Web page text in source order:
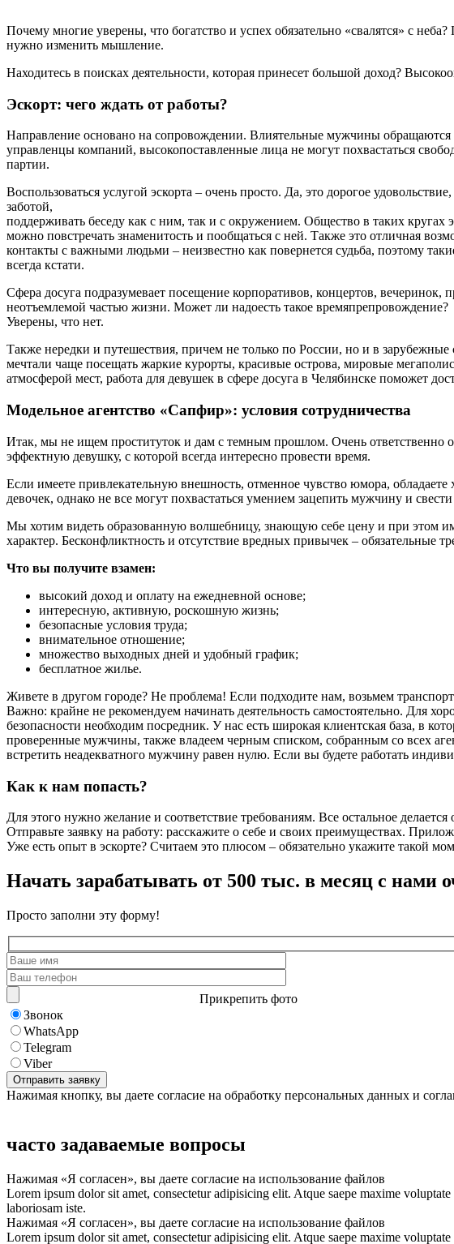
Почему многие уверены, что богатство и успех обязательно «свалятся» с
нужно изменить мышление.
Находитесь в поисках деятельности, которая принесет большой доход?
Эскорт: чего ждать от работы?
Направление основано на сопровождении. Влиятельные мужчины обращаются
управленцы компаний, высокопоставленные лица не могут похвастаться
партии.
Воспользоваться услугой эскорта – очень просто. Да, это дорогое
заботой,
поддерживать беседу как с ним, так и с окружением. Общество в таких кругах
можно повстречать знаменитость и пообщаться с ней. Также это отличная
контакты с важными людьми – неизвестно как повернется судьба, поэтому
всегда кстати.
Сфера досуга подразумевает посещение корпоративов, концертов, вечеринок,
неотъемлемой частью жизни. Может ли надоесть такое времяпрепровождение?
Уверены, что нет.
Также нередки и путешествия, причем не только по России, но и в зарубежные
мечтали чаще посещать жаркие курорты, красивые острова, мировые
атмосферой мест, работа для девушек в сфере досуга в Челябинске поможет
Модельное агентство «Сапфир»: условия сотрудничества
Итак, мы не ищем проституток и дам с темным прошлом. Очень ответственно
эффектную девушку, с которой всегда интересно провести время.
Если имеете привлекательную внешность, отменное чувство юмора,
девочек, однако не все могут похвастаться умением зацепить мужчину и
Мы хотим видеть образованную волшебницу, знающую себе цену и при этом
характер. Бесконфликтность и отсутствие вредных привычек – обязательные
Что вы получите взамен:
высокий доход и оплату на ежедневной основе;
интересную, активную, роскошную жизнь;
безопасные условия труда;
внимательное отношение;
множество выходных дней и удобный график;
бесплатное жилье.
Живете в другом городе? Не проблема! Если подходите нам, возьмем
Важно: крайне не рекомендуем начинать деятельность самостоятельно. Для
безопасности необходим посредник. У нас есть широкая клиентская база, в
проверенные мужчины, также владеем черным списком, собранным со всех
встретить неадекватного мужчину равен нулю. Если вы будете работать
Как к нам попасть?
Для этого нужно желание и соответствие требованиям. Все остальное делается
Отправьте заявку на работу: расскажите о себе и своих преимуществах.
Уже есть опыт в эскорте? Считаем это плюсом – обязательно укажите такой
Начать зарабатывать от 500 тыс. в месяц с нами
Просто заполни эту форму!
Прикрепить фото
Звонок
WhatsApp
Telegram
Viber
Нажимая кнопку, вы даете согласие на обработку персональных данных и
часто задаваемые вопросы
Нажимая «Я согласен», вы даете согласие на использование файлов
Lorem ipsum dolor sit amet, consectetur adipisicing elit. Atque saepe maxime
laboriosam iste.
Нажимая «Я согласен», вы даете согласие на использование файлов
Lorem ipsum dolor sit amet, consectetur adipisicing elit. Atque saepe maxime